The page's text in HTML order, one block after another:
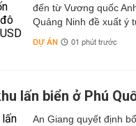
đến từ Vương quốc
Quảng Ninh đề xuất ý
DỰ ÁN 01 phút trước
lấn biển ở Phú
An Giang quyết định